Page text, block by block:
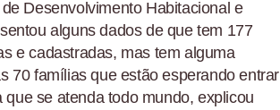
Desenvolvimento Habitacional e
alguns dados de que tem 177
e cadastradas, mas tem alguma
70 famílias que estão esperando entrar
se atenda todo mundo, explicou